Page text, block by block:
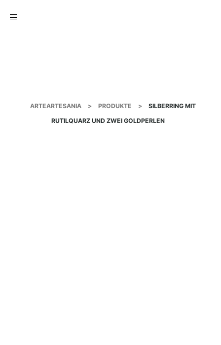
ARTEARTESANIA > PRODUKTE >
SILBERRING MIT
RUTILQUARZ UND ZWEI GOLDPERLEN